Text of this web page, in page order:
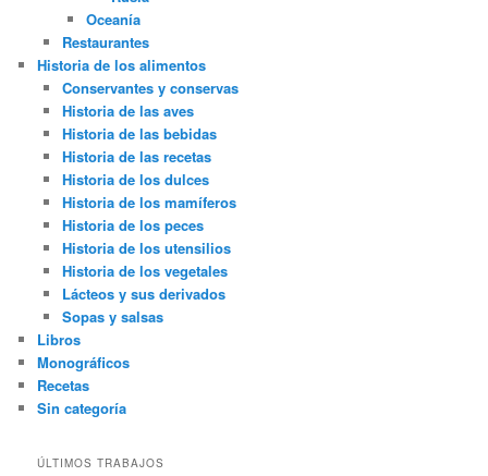
Oceanía
Restaurantes
Historia de los alimentos
Conservantes y conservas
Historia de las aves
Historia de las bebidas
Historia de las recetas
Historia de los dulces
Historia de los mamíferos
Historia de los peces
Historia de los utensilios
Historia de los vegetales
Lácteos y sus derivados
Sopas y salsas
Libros
Monográficos
Recetas
Sin categoría
ÚLTIMOS TRABAJOS